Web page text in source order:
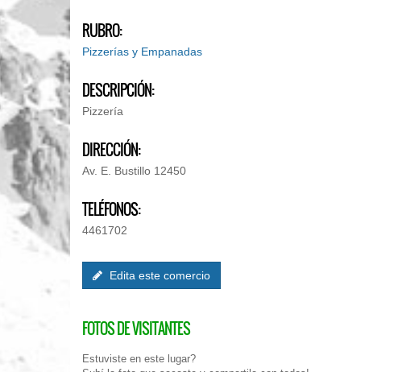
RUBRO:
Pizzerías y Empanadas
DESCRIPCIÓN:
Pizzería
DIRECCIÓN:
Av. E. Bustillo 12450
TELÉFONOS:
4461702
Edita este comercio
FOTOS DE VISITANTES
Estuviste en este lugar?